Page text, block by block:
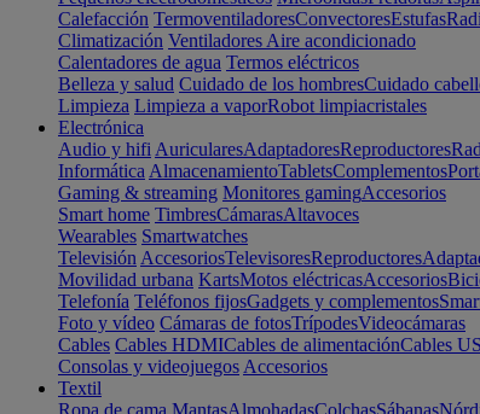
Calefacción TermoventiladoresConvectoresEstufas
Climatización Ventiladores Aire acondicionado
Calentadores de agua Termos eléctricos
Belleza y salud Cuidado de los hombresCuidado
Limpieza Limpieza a vaporRobot limpiacristales
Electrónica
Audio y hifi AuricularesAdaptadoresReproductores
Informática AlmacenamientoTabletsComplementos
Gaming & streaming Monitores gamingAccesorios
Smart home TimbresCámarasAltavoces
Wearables Smartwatches
Televisión AccesoriosTelevisoresReproductores
Movilidad urbana KartsMotos eléctricasAccesorios
Telefonía Teléfonos fijosGadgets y complementos
Foto y vídeo Cámaras de fotosTrípodesVideocámaras
Cables Cables HDMICables de alimentaciónCables
Consolas y videojuegos Accesorios
Textil
Ropa de cama MantasAlmohadasColchasSábanas